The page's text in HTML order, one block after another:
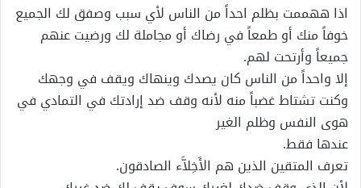
اذا ههممت بظلم احداً من الناس لأي سبب وصفق لك الجميع
خوفاً منك أو طمعاً في رضاك أو مجاملة لك ورضيت عنهم
جميعاً وأرتحت لهم.
إلا واحداً من الناس كان يصدك وينهاك ويقف في وجهك
وكنت تشتاط غضباً منه لأنه وقف ضد إرادتك في التمادي في
هوى النفس وظلم الغير
عندها فقط.
تعرف المتقين الذين هم الأَخِلاَّء الصادقون.